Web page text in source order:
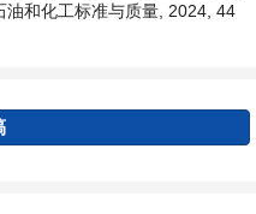
油和化工标准与质量, 2024, 44